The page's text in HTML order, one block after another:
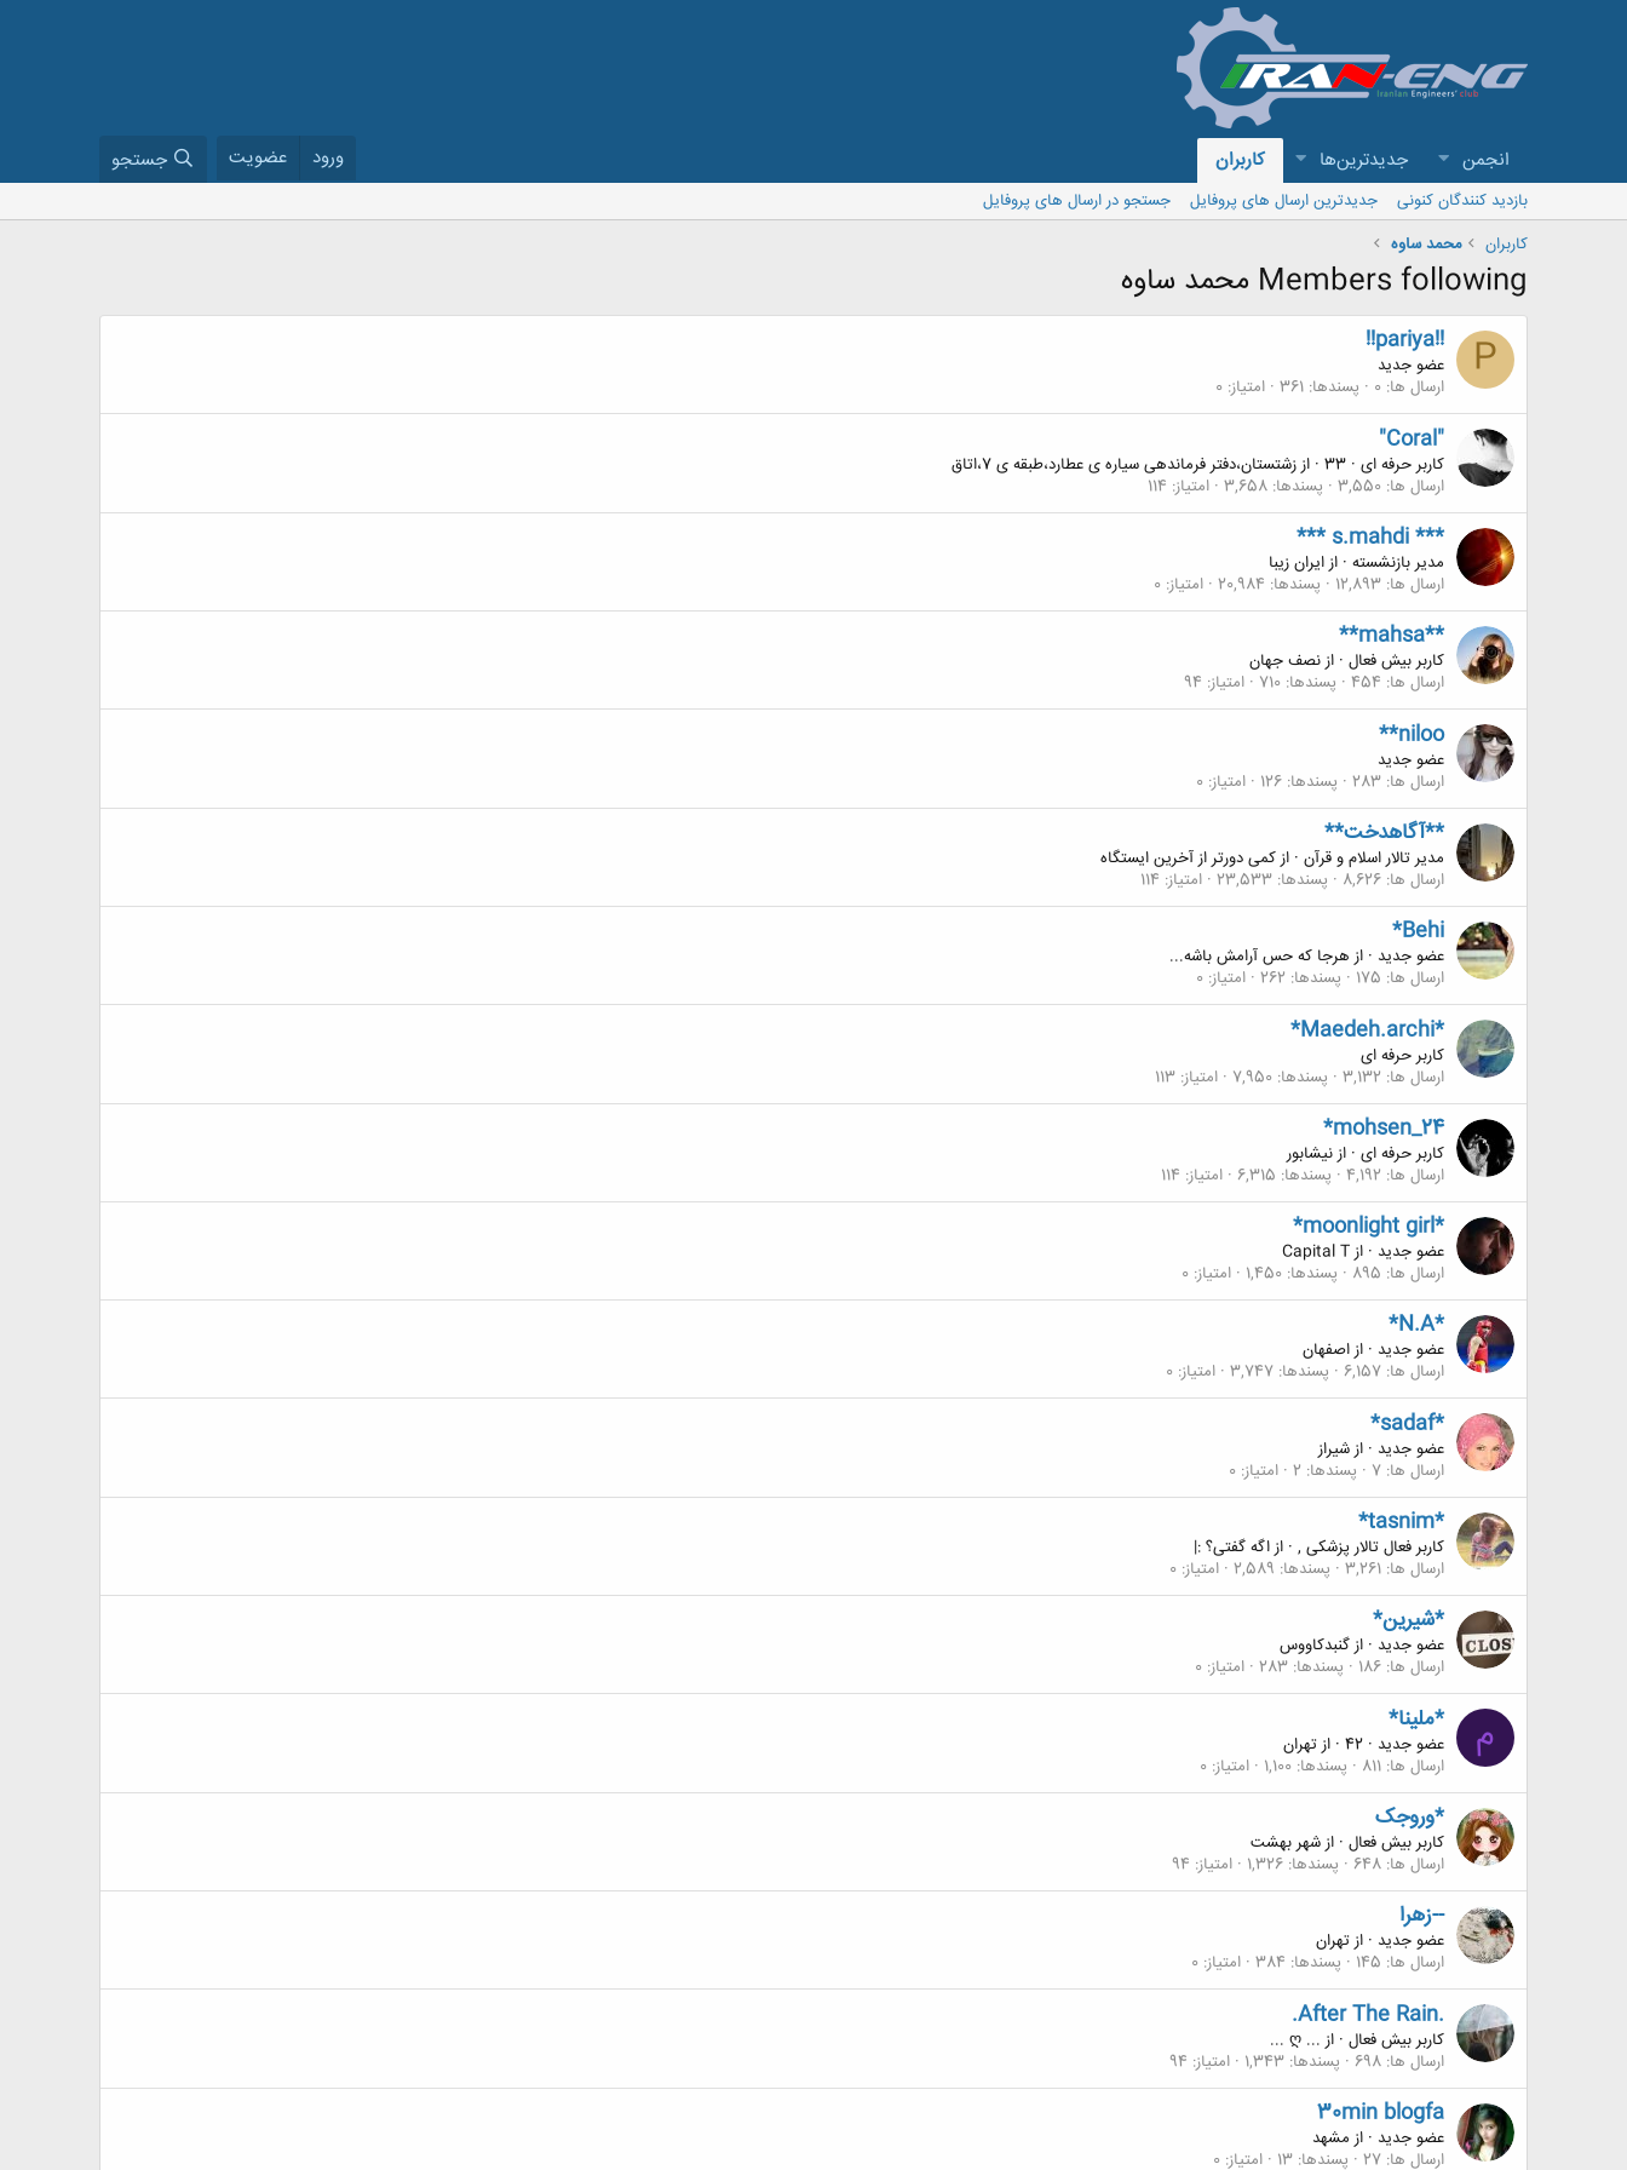
انجمن جدیدترین‌ها کاربران ورود عضویت جستجو
بازدید کنندگان کنونی جدیدترین ارسال های پروفایل
جستجو در ارسال های پروفایل
کاربران
محمد ساوه
Members following محمد ساوه
P
!!pariya!!
عضو جدید
ارسال ها 0 پسندها 361 امتیاز 0
"Coral"
کاربر حرفه ای ·
· اززشتستان،دفتر فرماندهی سیاره ی عطارد،طبقه ی 7،اتاق
ارسال ها 3,550 پسندها 3,658 امتیاز 114
*** s.mahdi ***
مدیر بازنشسته · ازایران زیبا
ارسال ها 12,893 پسندها 20,984 امتیاز 0
**mahsa**
کاربر بیش فعال · ازنصف جهان
ارسال ها 454 پسندها 710 امتیاز 94
**niloo
عضو جدید
ارسال ها 283 پسندها 126 امتیاز 0
**آگاهدخت**
مدیر تالار اسلام و قرآن · ازکمی دورتر از آخرین ایستگاه
ارسال ها 8,626 پسندها 23,533 امتیاز 114
*Behi
عضو جدید · از هرجا که حس آرامش باشه...
ارسال ها 175 پسندها 262 امتیاز 0
*Maedeh.archi*
کاربر حرفه ای
ارسال ها 3,132 پسندها 7,950 امتیاز 113
*mohsen_24
کاربر حرفه ای · ازنيشابور
ارسال ها 4,192 پسندها 6,315 امتیاز 114
*moonlight girl*
عضو جدید · ازCapital T
ارسال ها 895 پسندها 1,450 امتیاز 0
*N.A*
عضو جدید · ازاصفهان
ارسال ها 6,157 پسندها 3,747 امتیاز 0
*sadaf*
عضو جدید · ازشیراز
ارسال ها 7 پسندها 2 امتیاز 0
*tasnim*
کاربر فعال تالار پزشکی , · ازاگه گفتی؟ :|
ارسال ها 3,261 پسندها 2,589 امتیاز 0
*شیرین*
عضو جدید · ازگنبدکاووس
ارسال ها 186 پسندها 283 امتیاز 0
م *ملینا*
عضو جدید ·
· ازتهران
ارسال ها 811 پسندها 1,100 امتیاز 0
*وروجک
کاربر بیش فعال · ازشهر بهشت
ارسال ها 648 پسندها 1,326 امتیاز 94
--زهرا
عضو جدید · ازتهران
ارسال ها 145 پسندها 384 امتیاز 0
.After The Rain.
کاربر بیش فعال · از ... ღ ...
ارسال ها 698 پسندها 1,343 امتیاز 94
30min blogfa
عضو جدید · از مشهد
ارسال ها 27 پسندها 13 امتیاز 0